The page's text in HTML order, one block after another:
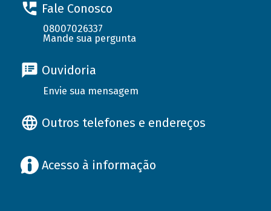
Fale Conosco
08007026337
Mande sua pergunta
Ouvidoria
Envie sua mensagem
Outros telefones e endereços
Acesso à informação